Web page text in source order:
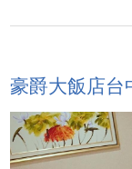
豪爵大飯店台